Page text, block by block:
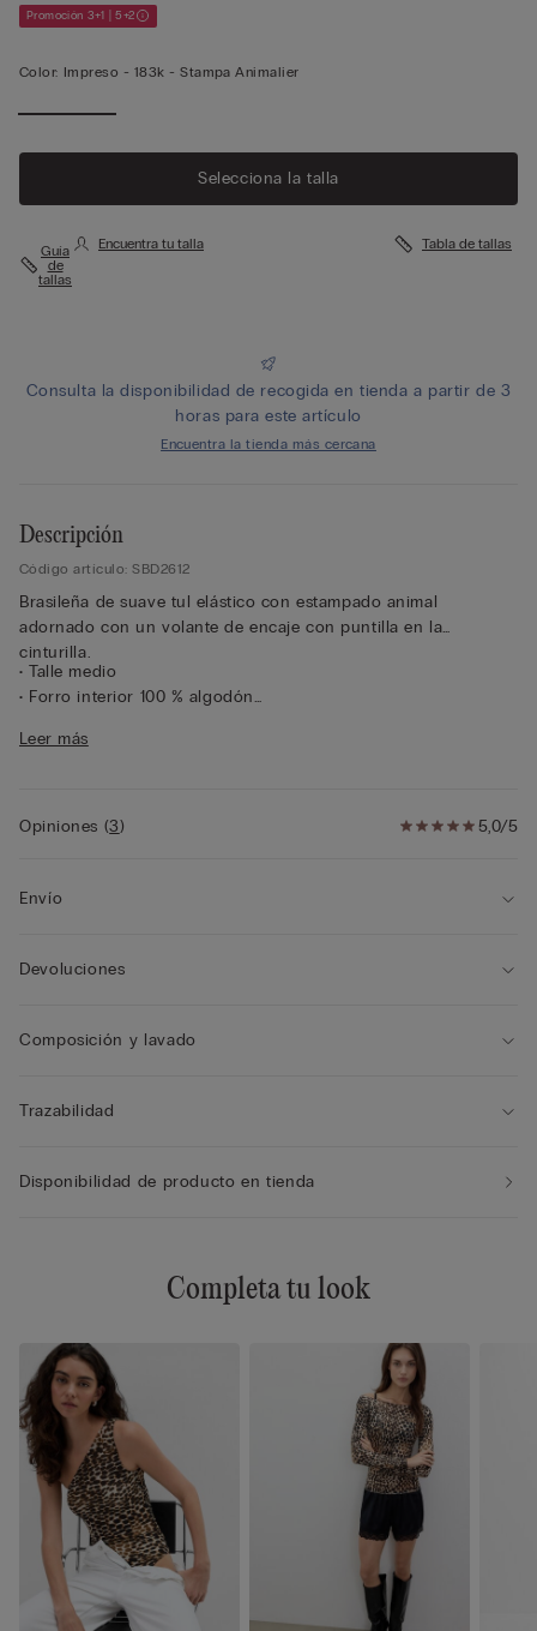
Promoción 3+1 | 5+2
Color: Impreso - 183k - Stampa Animalier
Selecciona la talla
Guía
de
tallas
Encuentra tu talla Tabla de tallas
Consulta la disponibilidad de recogida en tienda a partir de 3
horas para este artículo
Encuentra la tienda más cercana
Descripción
Código artículo: SBD2612
Brasileña de suave tul elástico con estampado animal
adornado con un volante de encaje con puntilla en la
cinturilla.
• Talle medio
• Forro interior 100 % algodón
• La modelo mide 175 cm y lleva la talla 2/S
Leer más
5,0/5
Opiniones (3)
Envío
Devoluciones
Composición y lavado
Trazabilidad
Disponibilidad de producto en tienda
Completa tu look